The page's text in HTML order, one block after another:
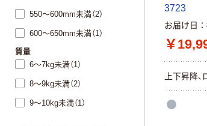
3723
お届け日
￥
上下昇降
550～600mm未満（2）
600～650mm未満（1）
質量
6～7kg未満（1）
8～9kg未満（2）
9～10kg未満（1）